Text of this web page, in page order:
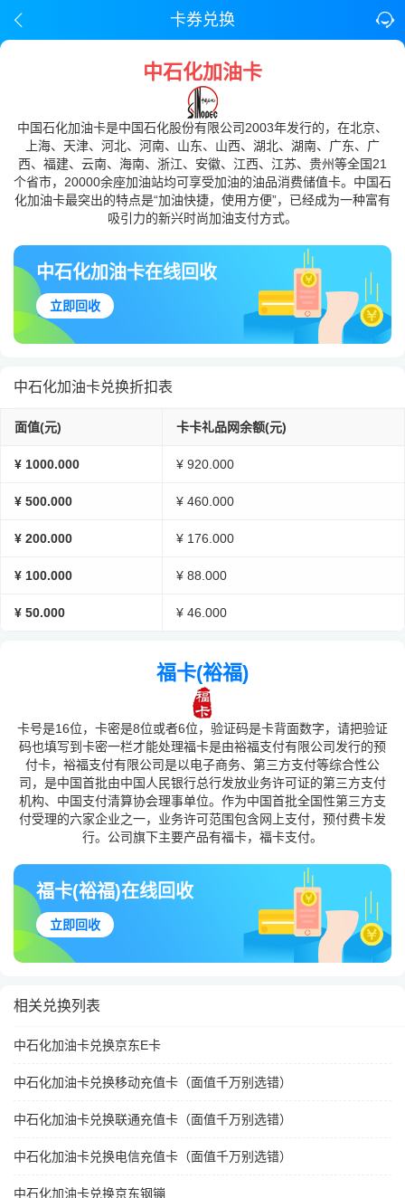
卡券兑换
中石化加油卡
中国石化加油卡是中国石化股份有限公司2003年发行的，在北京、
上海、天津、河北、河南、山东、山西、湖北、湖南、广东、广
西、福建、云南、海南、浙江、安徽、江西、江苏、贵州等全国21
个省市，20000余座加油站均可享受加油的油品消费储值卡。中国石
化加油卡最突出的特点是“加油快捷，使用方便”，已经成为一种富有
吸引力的新兴时尚加油支付方式。
中石化加油卡在线回收
立即回收
中石化加油卡兑换折扣表
面值(元) 卡卡礼品网余额(元)
¥ 1000.000 ¥ 920.000
¥ 500.000 ¥ 460.000
¥ 200.000 ¥ 176.000
¥ 100.000 ¥ 88.000
¥ 50.000 ¥ 46.000
福卡(裕福)
卡号是16位，卡密是8位或者6位，验证码是卡背面数字，请把验证
码也填写到卡密一栏才能处理福卡是由裕福支付有限公司发行的预
付卡，裕福支付有限公司是以电子商务、第三方支付等综合性公
司，是中国首批由中国人民银行总行发放业务许可证的第三方支付
机构、中国支付清算协会理事单位。作为中国首批全国性第三方支
付受理的六家企业之一，业务许可范围包含网上支付，预付费卡发
行。公司旗下主要产品有福卡，福卡支付。
福卡(裕福)在线回收
立即回收
相关兑换列表
中石化加油卡兑换京东E卡
中石化加油卡兑换移动充值卡（面值千万别选错）
中石化加油卡兑换联通充值卡（面值千万别选错）
中石化加油卡兑换电信充值卡（面值千万别选错）
中石化加油卡兑换京东钢镚